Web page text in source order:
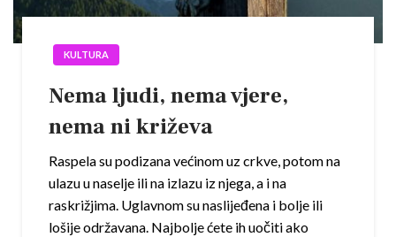
KULTURA
Nema ljudi, nema vjere,
nema ni križeva
Raspela su podizana većinom uz crkve, potom na
ulazu u naselje ili na izlazu iz njega, a i na
raskrižjima. Uglavnom su naslijeđena i bolje ili
lošije održavana. Najbolje ćete ih uočiti ako